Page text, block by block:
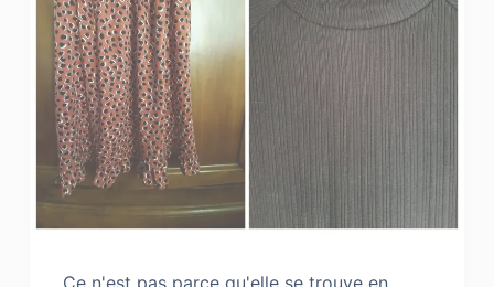
Ce n'est pas parce qu'elle se trouve en